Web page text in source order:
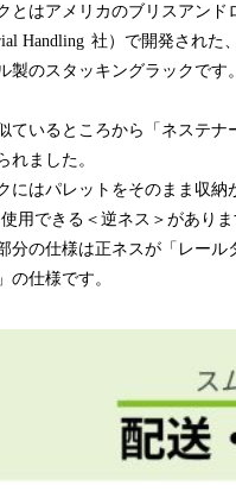
とはアメリカのブリスアンド
Handling 社）で開発された
製のスタッキングラックで
ているところから「ネステナ
れました。
にはパレットをそのまま収納
用できる＜逆ネス＞がありま
分の仕様は正ネスが「レール
の仕様です。